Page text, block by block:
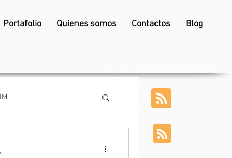
Portafolio Quienes somos Contactos Blog